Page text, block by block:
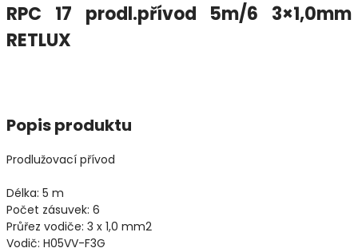
RPC 17 prodl.přívod 5m/6 3×1,0mm
RETLUX
Popis produktu
Prodlužovací přívod
Délka: 5 m
Počet zásuvek: 6
Průřez vodiče: 3 x 1,0 mm2
Vodič: H05VV-F3G